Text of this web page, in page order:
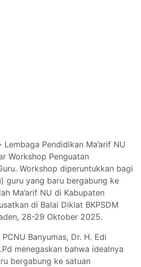
Lembaga Pendidikan Ma’arif NU
Workshop Penguatan
Workshop diperuntukkan bagi
guru yang baru bergabung ke
Ma’arif NU di Kabupaten
di Balai Diklat BKPSDM
28-29 Oktober 2025.
PCNU Banyumas, Dr. H. Edi
menegaskan bahwa idealnya
bergabung ke satuan